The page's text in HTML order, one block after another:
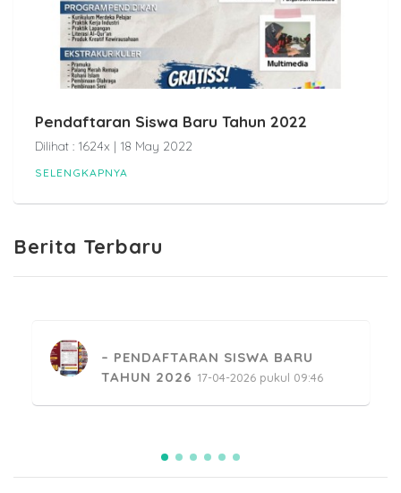
Berita Terbaru
PESANTREN KILAT RAMADHAN
MENGAJI SMKN 2 SINJAI
Pendaftaran Siswa Baru Tahun 2022
Dilihat : 1624x | 18 May 2022
SELENGKAPNYA